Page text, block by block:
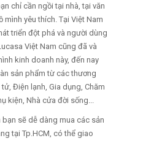
chỉ cần ngồi tại nhà, tại văn
yêu thích. Tại Việt Nam
triển đột phá và người dùng
Việt Nam cũng đã và
kinh doanh này, đến nay
sản phẩm từ các thương
Điện lạnh, Gia dụng, Chăm
kiện, Nhà cửa đời sống...
sẽ dễ dàng mua các sản
tại Tp.HCM, có thể giao